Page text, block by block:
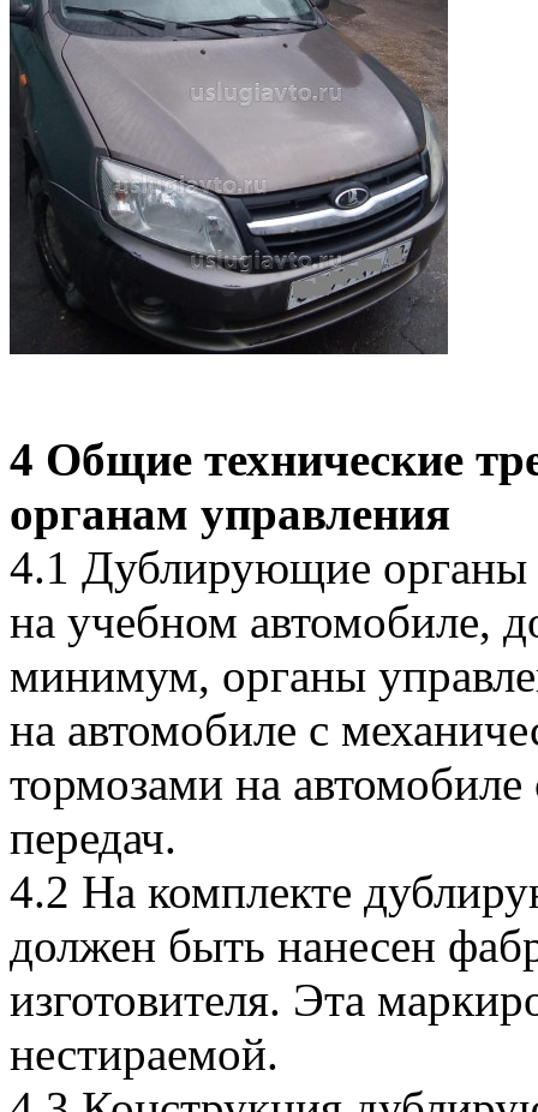
4 Общие технические
органам управления
4.1 Дублирующие органы
на учебном автомобиле,
минимум, органы
на автомобиле с
тормозами на автомобиле
передач.
4.2 На комплекте
должен быть нанесен
изготовителя. Эта
нестираемой.